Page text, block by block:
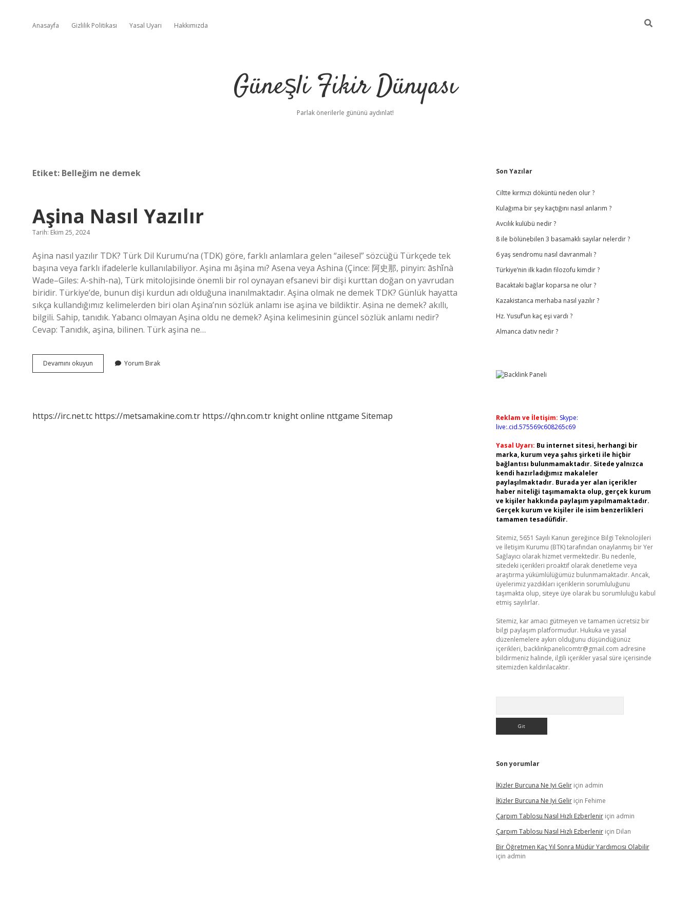
Anasayfa Gizlilik Politikası Yasal Uyarı Hakkımızda
Güneşli Fikir Dünyası
Parlak önerilerle gününü aydınlat!
Etiket: Belleğim ne demek
Aşina Nasıl Yazılır
Tarih: Ekim 25, 2024
Aşina nasıl yazılır TDK? Türk Dil Kurumu’na (TDK) göre, farklı anlamlara gelen “ailesel” sözcüğü Türkçede tek
başına veya farklı ifadelerle kullanılabiliyor. Aşina mı âşina mı? Asena veya Ashina (Çince: 阿史那, pinyin: āshǐnà
Wade–Giles: A-shih-na), Türk mitolojisinde önemli bir rol oynayan efsanevi bir dişi kurttan doğan on yavrudan
biridir. Türkiye’de, bunun dişi kurdun adı olduğuna inanılmaktadır. Aşina olmak ne demek TDK? Günlük hayatta
sıkça kullandığımız kelimelerden biri olan Aşina’nın sözlük anlamı ise aşina ve bildiktir. Aṣina ne demek? akıllı,
bilgili. Sahip, tanıdık. Yabancı olmayan Aşina oldu ne demek? Aşina kelimesinin güncel sözlük anlamı nedir?
Cevap: Tanıdık, aşina, bilinen. Türk aşina ne…
Devamını okuyun
Nasıl
Yorum Bırak
https://irc.net.tc https://metsamakine.com.tr https://qhn.com.tr knight online nttgame Sitemap
Sidebar
Son Yazılar
Ciltte kırmızı döküntü neden olur ?
Kulağıma bir şey kaçtığını nasıl anlarım ?
Avcılık kulübü nedir ?
8 ile bölünebilen 3 basamaklı sayılar nelerdir ?
6 yaş sendromu nasıl davranmalı ?
Türkiye’nin ilk kadın filozofu kimdir ?
Bacaktaki bağlar koparsa ne olur ?
Kazakistanca merhaba nasıl yazılır ?
Hz. Yusuf’un kaç eşi vardı ?
Almanca dativ nedir ?
Reklam ve İletişim: Skype:
live:.cid.575569c608265c69
Yasal Uyarı: Bu internet sitesi, herhangi bir
marka, kurum veya şahıs şirketi ile hiçbir
bağlantısı bulunmamaktadır. Sitede yalnızca
kendi hazırladığımız makaleler
paylaşılmaktadır. Burada yer alan içerikler
haber niteliği taşımamakta olup, gerçek kurum
ve kişiler hakkında paylaşım yapılmamaktadır.
Gerçek kurum ve kişiler ile isim benzerlikleri
tamamen tesadüfidir.
Sitemiz, 5651 Sayılı Kanun gereğince Bilgi Teknolojileri
ve İletişim Kurumu (BTK) tarafından onaylanmış bir Yer
Sağlayıcı olarak hizmet vermektedir. Bu nedenle,
sitedeki içerikleri proaktif olarak denetleme veya
araştırma yükümlülüğümüz bulunmamaktadır. Ancak,
üyelerimiz yazdıkları içeriklerin sorumluluğunu
taşımakta olup, siteye üye olarak bu sorumluluğu kabul
etmiş sayılırlar.
Sitemiz, kar amacı gütmeyen ve tamamen ücretsiz bir
bilgi paylaşım platformudur. Hukuka ve yasal
düzenlemelere aykırı olduğunu düşündüğünüz
içerikleri, backlinkpanelicomtr@gmail.com adresine
bildirmeniz halinde, ilgili içerikler yasal süre içerisinde
sitemizden kaldırılacaktır.
Son yorumlar
İKizler Burcuna Ne Iyi Geliriçin admin
İKizler Burcuna Ne Iyi Geliriçin Fehime
Çarpım Tablosu Nasıl Hızlı Ezberleniriçin admin
Çarpım Tablosu Nasıl Hızlı Ezberleniriçin Dilan
Bir Öğretmen Kaç Yıl Sonra Müdür Yardımcısı Olabilir
için admin